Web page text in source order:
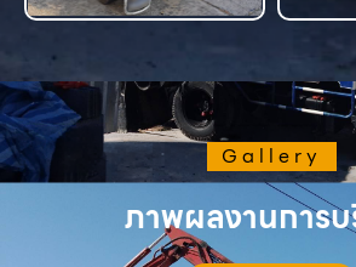
Gallery
ภาพผลงานการบ